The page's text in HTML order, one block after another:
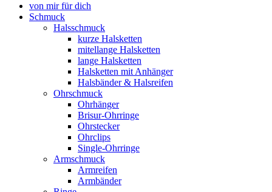
von mir für dich
Schmuck
Halsschmuck
kurze Halsketten
mitellange Halsketten
lange Halsketten
Halsketten mit Anhänger
Halsbänder & Halsreifen
Ohrschmuck
Ohrhänger
Brisur-Ohrringe
Ohrstecker
Ohrclips
Single-Ohrringe
Armschmuck
Armreifen
Armbänder